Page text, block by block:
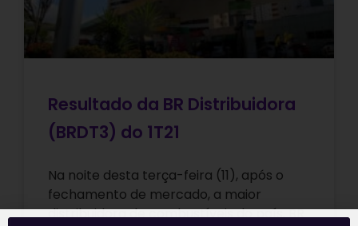
Resultado da BR Distribuidora
(BRDT3) do 1T21
Na noite desta terça-feira (11), após o
fechamento de mercado, a maior
distribuidora de combustíveis do país, BR